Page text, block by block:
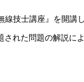
技士講座』を開講し
れた問題の解説に